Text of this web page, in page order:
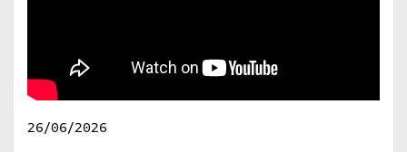
26/06/2026